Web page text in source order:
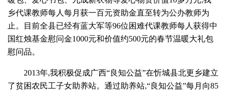
乡代课教师每人每月获一百元资助金直至转为公办教师为
止。目前全县已经有蓝大军等96位困难代课教师每人获得中
国红烛基金慰问金1000元和价值约500元的春节温暖大礼包
慰问品。
2013年,我积极促成广西“良知公益”在忻城县北更乡建立
了贫困农民工子女助养站。通过助养站,“良知公益”每月向85